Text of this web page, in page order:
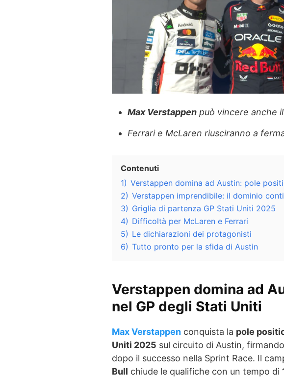
Max Verstappen può vincere anche
Ferrari e McLaren riusciranno a
Contenuti
1) Verstappen domina ad Austin: pole
2) Verstappen imprendibile: il dominio
3) Griglia di partenza GP Stati Uniti 2025
4) Difficoltà per McLaren e Ferrari
5) Le dichiarazioni dei protagonisti
6) Tutto pronto per la sfida di Austin
Verstappen domina ad
nel GP degli Stati Uniti
Max Verstappen conquista la pole
Uniti 2025 sul circuito di Austin,
dopo il successo nella Sprint Race. Il
Bull chiude le qualifiche con un tempo di